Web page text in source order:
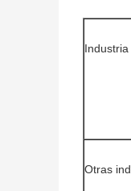
Otras